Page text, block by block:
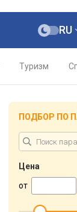
RU
Туризм
ПОДБОР ПО
Цена
от